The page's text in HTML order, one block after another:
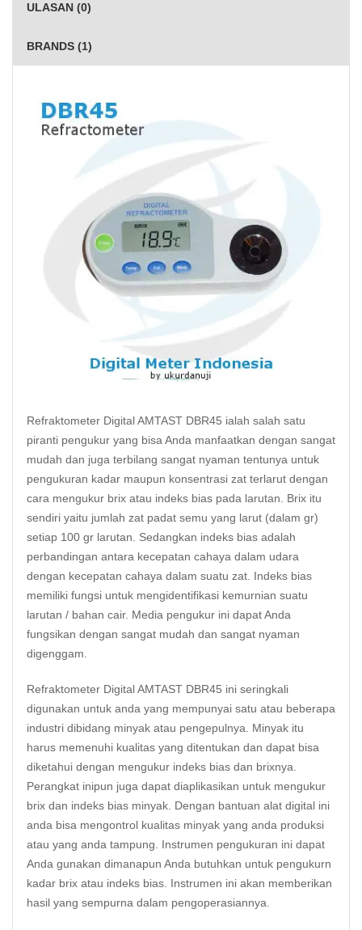
ULASAN (0)
BRANDS (1)
Refraktometer Digital AMTAST DBR45 ialah salah satu
piranti pengukur yang bisa Anda manfaatkan dengan sangat
mudah dan juga terbilang sangat nyaman tentunya untuk
pengukuran kadar maupun konsentrasi zat terlarut dengan
cara mengukur brix atau indeks bias pada larutan. Brix itu
sendiri yaitu jumlah zat padat semu yang larut (dalam gr)
setiap 100 gr larutan. Sedangkan indeks bias adalah
perbandingan antara kecepatan cahaya dalam udara
dengan kecepatan cahaya dalam suatu zat. Indeks bias
memiliki fungsi untuk mengidentifikasi kemurnian suatu
larutan / bahan cair. Media pengukur ini dapat Anda
fungsikan dengan sangat mudah dan sangat nyaman
digenggam.
Refraktometer Digital AMTAST DBR45 ini seringkali
digunakan untuk anda yang mempunyai satu atau beberapa
industri dibidang minyak atau pengepulnya. Minyak itu
harus memenuhi kualitas yang ditentukan dan dapat bisa
diketahui dengan mengukur indeks bias dan brixnya.
Perangkat inipun juga dapat diaplikasikan untuk mengukur
brix dan indeks bias minyak. Dengan bantuan alat digital ini
anda bisa mengontrol kualitas minyak yang anda produksi
atau yang anda tampung. Instrumen pengukuran ini dapat
Anda gunakan dimanapun Anda butuhkan untuk pengukurn
kadar brix atau indeks bias. Instrumen ini akan memberikan
hasil yang sempurna dalam pengoperasiannya.